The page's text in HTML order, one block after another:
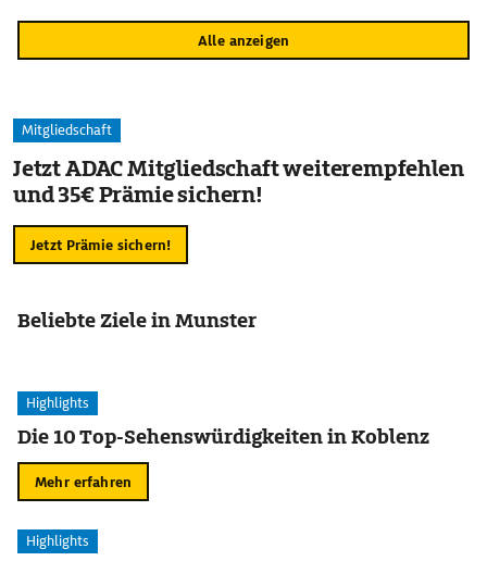
Alle anzeigen
Mitgliedschaft
Jetzt ADAC Mitgliedschaft weiterempfehlen
und 35€ Prämie sichern!
Jetzt Prämie sichern!
Beliebte Ziele in Munster
Highlights
Die 10 Top-Sehenswürdigkeiten in Koblenz
Mehr erfahren
Highlights